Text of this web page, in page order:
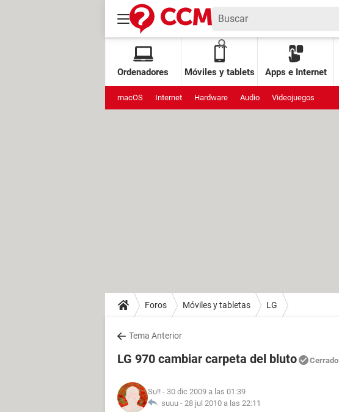
Ordenadores Móviles y tablets Apps e Internet
macOS Internet Hardware Audio Videojuegos
Foros Móviles y tabletas LG
Tema Anterior
LG 970 cambiar carpeta del bluto Cerrado
Su!! - 30 dic 2009 a las 01:39
suuu - 28 jul 2010 a las 22:11